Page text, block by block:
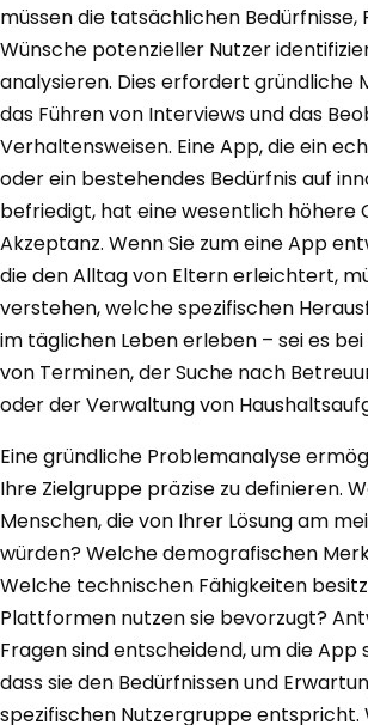
müssen die tatsächlichen Bedürfnisse,
Wünsche potenzieller Nutzer
analysieren. Dies erfordert gründliche
das Führen von Interviews und das
Verhaltensweisen. Eine App, die ein
oder ein bestehendes Bedürfnis auf
befriedigt, hat eine wesentlich höhere
Akzeptanz. Wenn Sie zum eine App
die den Alltag von Eltern erleichtert,
verstehen, welche spezifischen
im täglichen Leben erleben – sei es
von Terminen, der Suche nach
oder der Verwaltung von
Eine gründliche Problemanalyse
Ihre Zielgruppe präzise zu definieren.
Menschen, die von Ihrer Lösung am
würden? Welche demografischen
Welche technischen Fähigkeiten
Plattformen nutzen sie bevorzugt?
Fragen sind entscheidend, um die App
dass sie den Bedürfnissen und
spezifischen Nutzergruppe entspricht.